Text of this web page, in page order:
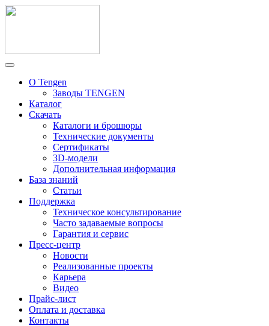
О Tengen
Заводы TENGEN
Каталог
Скачать
Каталоги и брошюры
Технические документы
Сертификаты
3D-модели
Дополнительная информация
База знаний
Статьи
Поддержка
Техническое консультирование
Часто задаваемые вопросы
Гарантия и сервис
Пресс-центр
Новости
Реализованные проекты
Карьера
Видео
Прайс-лист
Оплата и доставка
Контакты